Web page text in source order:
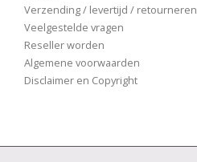
Verzending / levertijd / retourneren
Veelgestelde vragen
Reseller worden
Algemene voorwaarden
Disclaimer en Copyright